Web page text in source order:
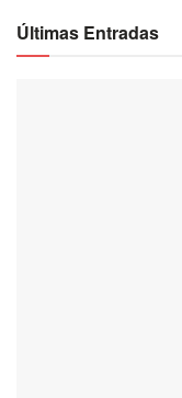
Últimas Entradas